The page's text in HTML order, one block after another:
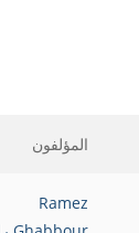
المؤلفون
Ramez